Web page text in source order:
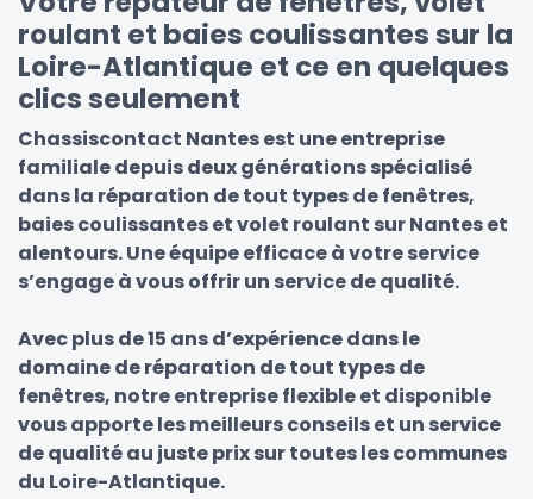
roulant et baies coulissantes sur la
Loire-Atlantique et ce en quelques
clics seulement
Chassiscontact Nantes est une entreprise
familiale depuis deux générations spécialisé
dans la réparation de tout types de fenêtres,
baies coulissantes et volet roulant sur Nantes et
alentours. Une équipe efficace à votre service
s’engage à vous offrir un service de qualité.
Avec plus de 15 ans d’expérience dans le
domaine de réparation de tout types de
fenêtres, notre entreprise flexible et disponible
vous apporte les meilleurs conseils et un service
de qualité au juste prix sur toutes les communes
du Loire-Atlantique.